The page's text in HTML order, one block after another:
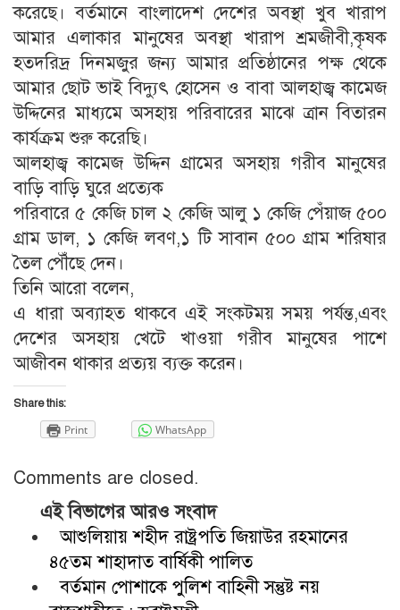
করেছে। বর্তমানে বাংলাদেশ দেশের অবস্থা খুব খারাপ
আমার এলাকার মানুষের অবস্থা খারাপ শ্রমজীবী,কৃষক
হতদরিদ্র দিনমজুর জন্য আমার প্রতিষ্ঠানের পক্ষ থেকে
আমার ছোট ভাই বিদ্যুৎ হোসেন ও বাবা আলহাজ্ব কামেজ
উদ্দিনের মাধ্যমে অসহায় পরিবারের মাঝে ত্রান বিতারন
কার্যক্রম শুরু করেছি।
আলহাজ্ব কামেজ উদ্দিন গ্রামের অসহায় গরীব মানুষের
বাড়ি বাড়ি ঘুরে প্রত্যেক
পরিবারে ৫ কেজি চাল ২ কেজি আলু ১ কেজি পেঁয়াজ ৫০০
গ্রাম ডাল, ১ কেজি লবণ,১ টি সাবান ৫০০ গ্রাম শরিষার
তৈল পৌঁছে দেন।
তিনি আরো বলেন,
এ ধারা অব্যাহত থাকবে এই সংকটময় সময় পর্যন্ত,এবং
দেশের অসহায় খেটে খাওয়া গরীব মানুষের পাশে
আজীবন থাকার প্রত্যয় ব্যক্ত করেন।
Share this:
Print WhatsApp
Comments are closed.
এই বিভাগের আরও সংবাদ
আশুলিয়ায় শহীদ রাষ্ট্রপতি জিয়াউর রহমানের
৪৫তম শাহাদাত বার্ষিকী পালিত
বর্তমান পোশাকে পুলিশ বাহিনী সন্তুষ্ট নয়